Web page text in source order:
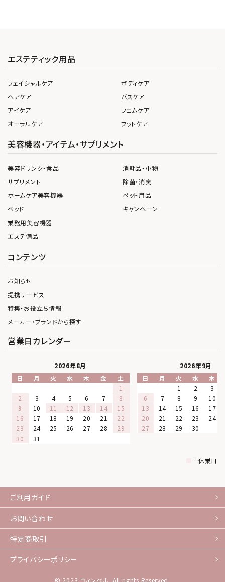
エステティック用品
フェイシャルケア
ヘアケア
アイケア
オーラルケア
ボディケア
バスケア
フェムケア
フットケア
美容機器・アイテム・サプリメント
美容ドリンク・食品
サプリメント
ホームケア美容機器
ベッド
業務用美容機器
エステ備品
消耗品・小物
除菌・消臭
ペット用品
キャンペーン
コンテンツ
お知らせ
提携サービス
特集・お役立ち情報
メーカー・ブランドから探す
営業日カレンダー
2026年8月
日
月 火 水 木 金
土
1
2
3 4 5 6 7
8
9
10 11 12 13 14
15
16
17 18 19 20 21
22
23
24 25 26 27 28
29
30
31
2026年9月
日
月 火 水
木
1
2
3
6
7 8 9
10
13
14 15 16
17
20
21 22 23
24
27
28 29 30
…休業日
ご利用ガイド
お問い合わせ
特定商取引
プライバシーポリシー